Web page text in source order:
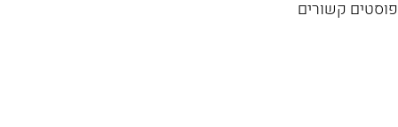
פוסטים קשורים